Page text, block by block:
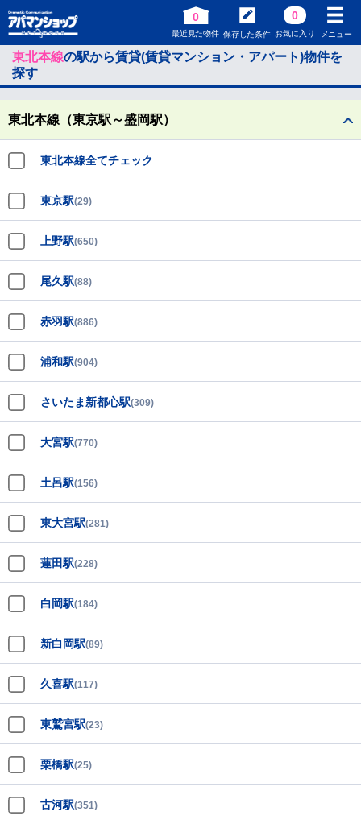
0
最近見た物件 保存した条件
0
お気に入り メニュー
東北本線の駅から賃貸(賃貸マンション・アパート)物件を
探す
東北本線（東京駅～盛岡駅）
東北本線全てチェック
東京駅(29)
上野駅(650)
尾久駅(88)
赤羽駅(886)
浦和駅(904)
さいたま新都心駅(309)
大宮駅(770)
土呂駅(156)
東大宮駅(281)
蓮田駅(228)
白岡駅(184)
新白岡駅(89)
久喜駅(117)
東鷲宮駅(23)
栗橋駅(25)
古河駅(351)